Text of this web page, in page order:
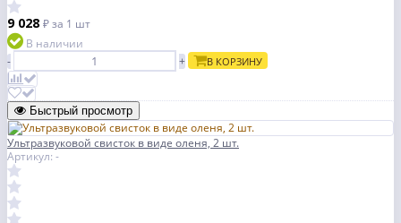
9 028 ₽за 1 шт
В наличии
-
+ В КОРЗИНУ
Быстрый просмотр
Ультразвуковой свисток в виде оленя, 2 шт.
Артикул: -